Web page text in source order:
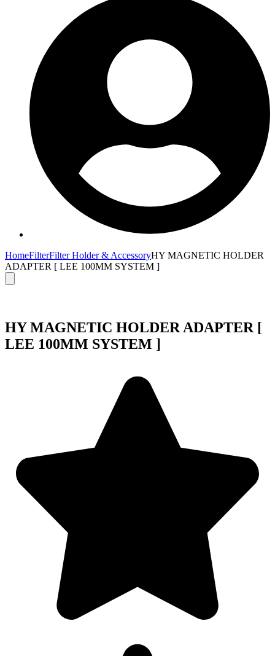
HomeFilterFilter Holder & AccessoryHY MAGNETIC HOLDER
ADAPTER [ LEE 100MM SYSTEM ]
HY MAGNETIC HOLDER ADAPTER [
LEE 100MM SYSTEM ]